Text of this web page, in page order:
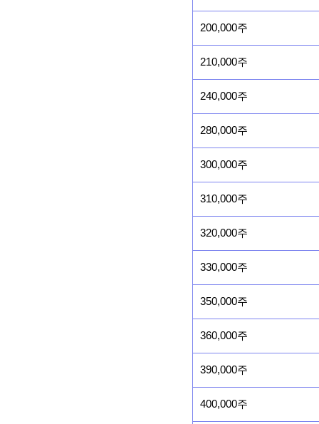
200,000주
210,000주
240,000주
280,000주
300,000주
310,000주
320,000주
330,000주
350,000주
360,000주
390,000주
400,000주